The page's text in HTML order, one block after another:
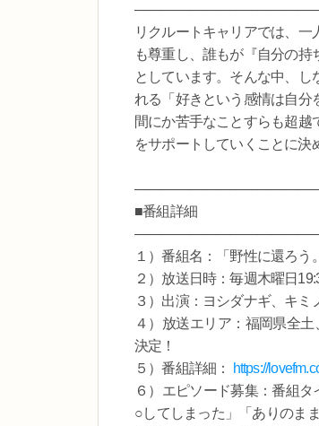
リクルートキャリアでは、
も尊重し、誰もが『自分の
としています。そんな中、し
れる「好きという感情は自分
間にか苦手なことすらも超越
をサポートしていくことに決
■番組詳細
１）番組名：「野性に還ろう
２）放送日時：毎週木曜日
３）出演：ヨシダナギ、キミ
４）放送エリア：福岡県全
決定！
５）番組詳細：
https://
６）エピソード募集：番組
○してしまった」「ありのま